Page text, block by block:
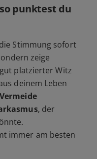
punktest du
Stimmung sofort
zeige
platzierter Witz
deinem Leben
Vermeide
, der
immer am besten